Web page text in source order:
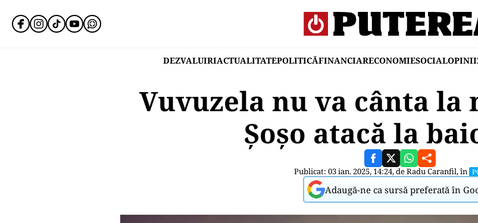
DEZVALUIRIACTUALITATEPOLITICĂFINANCIARECONOMIESOCIALOPINII
Vuvuzela nu va cânta la
Șoșo atacă la
Publicat: 03 ian. 2025, 14:24, deRadu Caranfil, în
Adaugă-ne ca sursă preferată în